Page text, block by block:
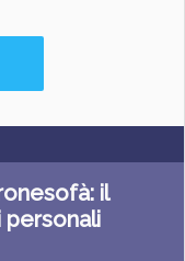
il
personali